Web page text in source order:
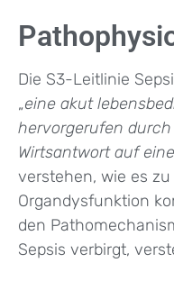
Die S3-Leitlinie
„eine akut
hervorgerufen
Wirtsantwort auf
verstehen, wie es
Organdysfunktion
den
Sepsis verbirgt,